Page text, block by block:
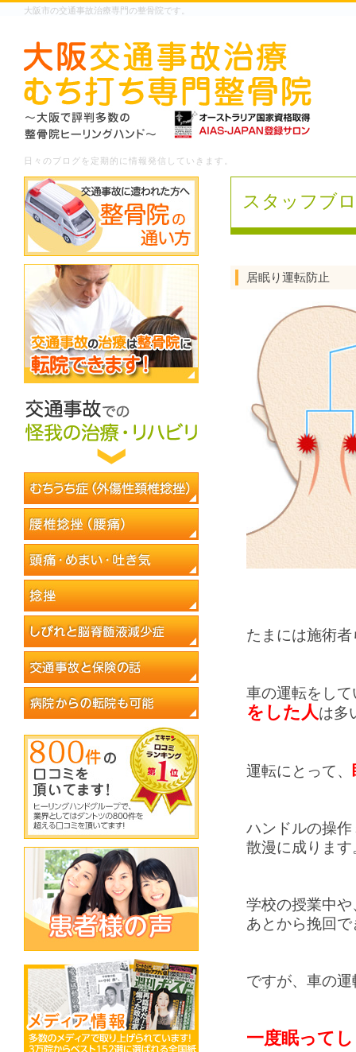
大阪市の交通事故治療専門の整骨院です。
日々のブログを定期的に情報発信していきます。
スタッフブ
居眠り運転防止
たまには施術
車の運転をして
をした人は多
運転にとって、
ハンドルの操
散漫に成ります
学校の授業中
あとから挽回
ですが、車の
一度眠って